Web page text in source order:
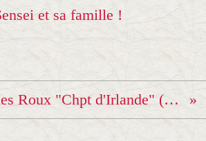
Jean Jacques Roux "Chpt d'Irlande" (tournoi open) !!!